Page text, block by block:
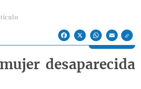
FacebookX WhatsAppEmail
desaparecida